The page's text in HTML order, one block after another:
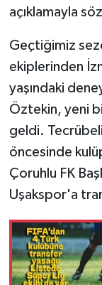
açıklamayla
Geçtiğimiz
ekiplerinden
yaşındaki
Öztekin, yeni
geldi.
öncesinde
Çoruhlu FK
Uşakspor'a